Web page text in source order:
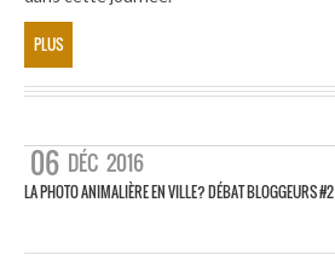
PLUS
06 DÉC 2016
LA PHOTO ANIMALIÈRE EN VILLE? DÉBAT BLOGGEURS #2